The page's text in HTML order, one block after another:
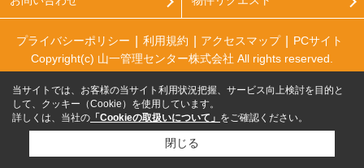
プライバシーポリシー 利用規約 アクセスマップ
PCサイト
Copyright(c) 山一管理センター株式会社 All rights reserved.
当サイトでは、お客様の当サイト利用状況把握、サービス向上検討を目的と
して、クッキー（Cookie）を使用しています。
詳しくは、当社の 「Cookieの取扱いについて」 をご確認ください。
閉じる